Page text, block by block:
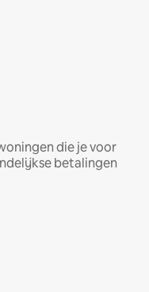
die je voor
betalingen